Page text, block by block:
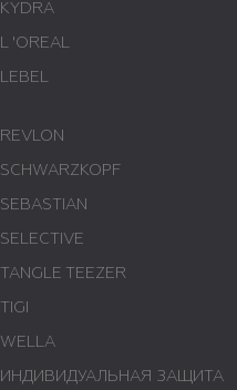
KYDRA
L 'ОREAL
LEBEL
REVLON
SCHWARZKOPF
SEBASTIAN
SELECTIVE
TANGLE TEEZER
TIGI
WELLA
ИНДИВИДУАЛЬНАЯ ЗАЩИТА